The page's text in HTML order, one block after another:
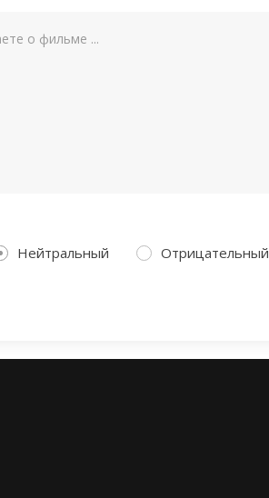
Нейтральный Отрицательный